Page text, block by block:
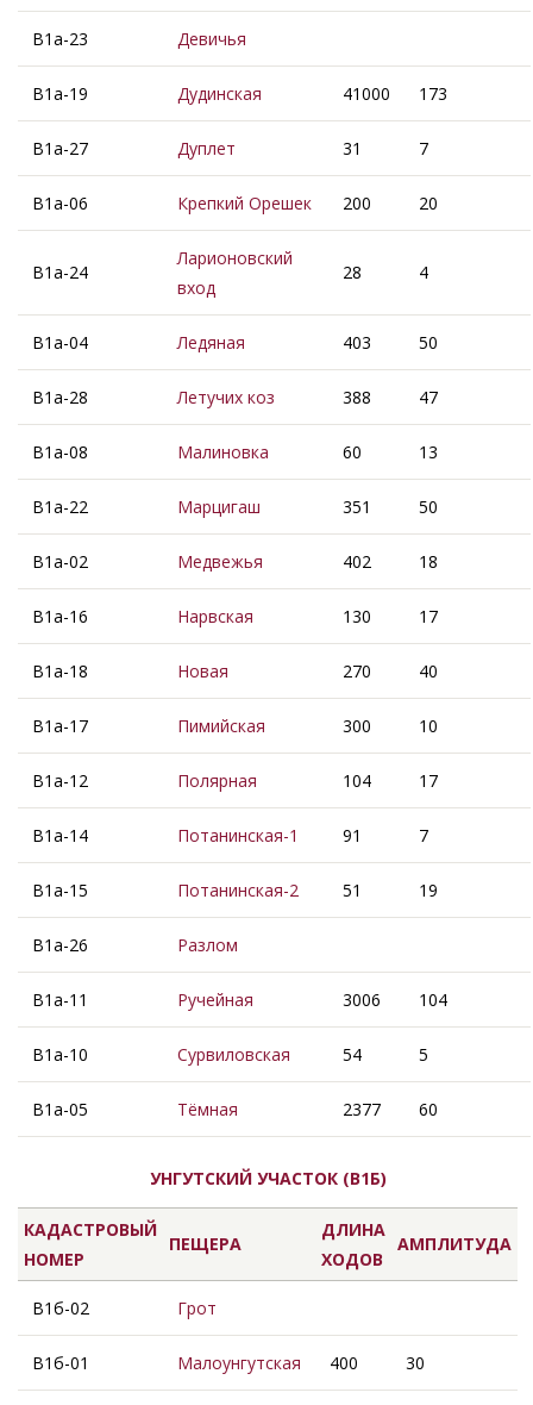
В1а-23 Девичья
В1а-19 Дудинская 41000 173
В1а-27 Дуплет 31 7
В1а-06 Крепкий Орешек 200 20
В1а-24
Ларионовский
вход
28 4
В1а-04 Ледяная 403 50
В1а-28 Летучих коз 388 47
В1а-08 Малиновка 60 13
В1а-22 Марцигаш 351 50
В1а-02 Медвежья 402 18
В1а-16 Нарвская 130 17
В1а-18 Новая 270 40
В1а-17 Пимийская 300 10
В1а-12 Полярная 104 17
В1а-14 Потанинская-1 91 7
В1а-15 Потанинская-2 51 19
В1а-26 Разлом
В1а-11 Ручейная 3006 104
В1а-10 Сурвиловская 54 5
В1а-05 Тёмная 2377 60
УНГУТСКИЙ УЧАСТОК (В1Б)
КАДАСТРОВЫЙ
НОМЕР
ПЕЩЕРА
ДЛИНА
ХОДОВ
АМПЛИТУДА
В1б-02 Грот
В1б-01 Малоунгутская 400 30